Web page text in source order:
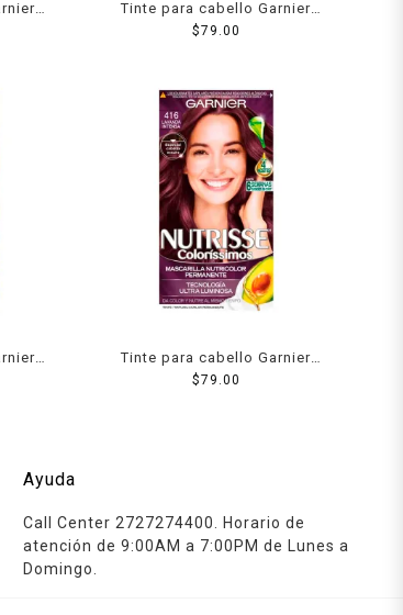
Tinte para cabello Garnier
Nutrisse 73 miel
$79.00
80u
Tinte para cabello Garnier
Nutrisse coloríssimos 416
$79.00
Ayuda
Call Center 2727274400. Horario de
atención de 9:00AM a 7:00PM de Lunes a
Domingo.